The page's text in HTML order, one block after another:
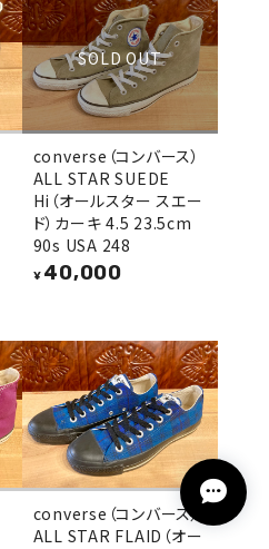
SOLD OUT
converse（コンバース）
ALL STAR SUEDE
Hi（オールスター スエー
ド）カーキ 4.5 23.5cm
90s USA 248
¥ 40,000
converse（コンバース）
ALL STAR FLAID（オー